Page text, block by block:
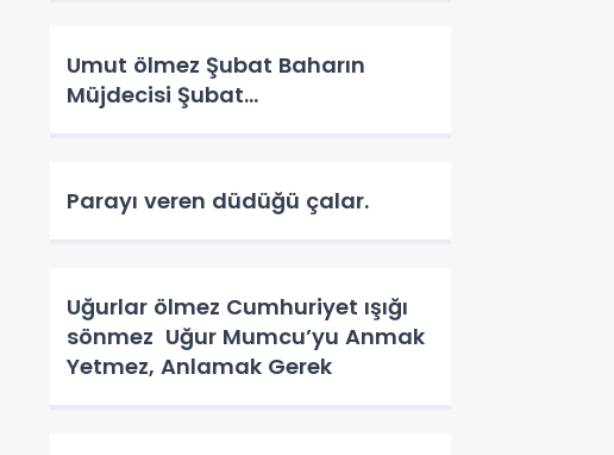
Umut ölmez Şubat Baharın
Müjdecisi Şubat…
Parayı veren düdüğü çalar.
Uğurlar ölmez Cumhuriyet ışığı
sönmez Uğur Mumcu’yu Anmak
Yetmez, Anlamak Gerek